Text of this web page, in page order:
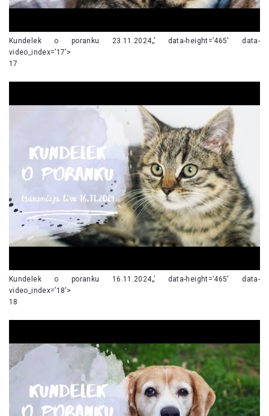
Kundelek o poranku 23.11.2024„’ data-height=’465′ data-
video_index=’17’>
17
Kundelek o poranku 16.11.2024„’ data-height=’465′ data-
video_index=’18’>
18